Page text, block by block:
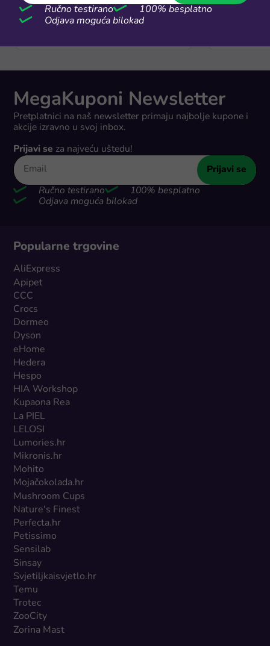
MegaKuponi Newsletter
Pretplatnici na naš newsletter primaju najbolje kupone i
akcije izravno u svoj inbox.
Prijavi se za najveću uštedu!
Prijavi se
Ručno testirano
100% besplatno
Odjava moguća bilokad
Popularne trgovine
AliExpress
Apipet
CCC
Crocs
Dormeo
Dyson
eHome
Hedera
Hespo
HIA Workshop
Kupaona Rea
La PIEL
LELOSI
Lumories.hr
Mikronis.hr
Mohito
Mojačokolada.hr
Mushroom Cups
Nature's Finest
Perfecta.hr
Petissimo
Sensilab
Sinsay
Svjetiljkaisvjetlo.hr
Temu
Trotec
ZooCity
Zorina Mast
Ručno testirano
100% besplatno
Odjava moguća bilokad